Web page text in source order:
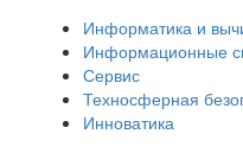
Информатика и
Информационные
Сервис
Техносферная
Инноватика